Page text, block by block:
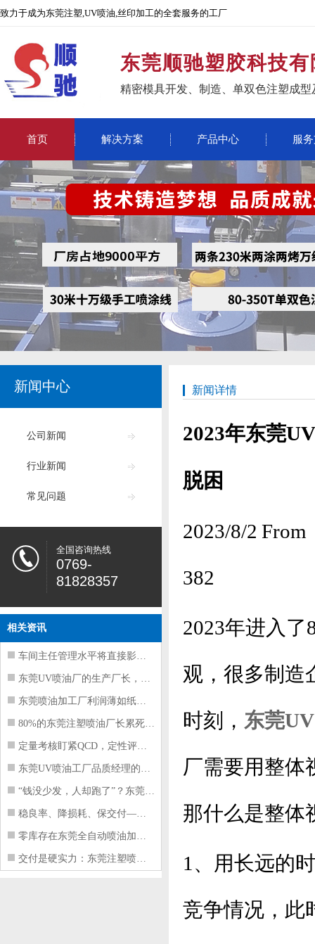
致力于成为东莞注塑,UV喷油,丝印加工的全套服务的工厂
东莞顺驰塑胶科技
精密模具开发、制造、单双色注塑成
首页 解决方案 产品中心 服
新闻中心
公司新闻
行业新闻
常见问题
全国咨询热线
0769-
81828357
相关资讯
车间主任管理水平将直接影响东莞注塑件
东莞UV喷油厂的生产厂长，到底在给工
东莞喷油加工厂利润薄如纸？这四项基本
80%的东莞注塑喷油厂长累死累活，利
定量考核盯紧QCD，定性评价看好配合
东莞UV喷油工厂品质经理的四项核心管
“钱没少发，人却跑了”？东莞注塑喷油
稳良率、降损耗、保交付——东莞这家U
零库存在东莞全自动喷油加工厂不可行的
交付是硬实力：东莞注塑喷油厂如何用齐
新闻详情
2023年东莞
脱困
2023/8/2
382
2023年进入
观，很多制造
时刻， 东莞
厂需要用整体
那什么是整体
1、用长远的
竞争情况，此